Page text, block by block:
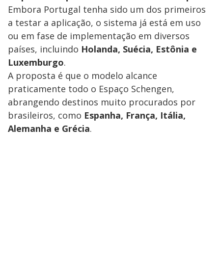
Embora Portugal tenha sido um dos primeiros
a testar a aplicação, o sistema já está em uso
ou em fase de implementação em diversos
países, incluindo Holanda, Suécia, Estônia e
Luxemburgo.
A proposta é que o modelo alcance
praticamente todo o Espaço Schengen,
abrangendo destinos muito procurados por
brasileiros, como Espanha, França, Itália,
Alemanha e Grécia.